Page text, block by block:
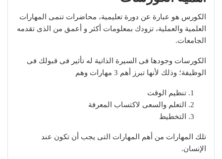
الكورس هو عبارة عن دورة تعليمية، محاضرات تنمى المهارات
العلمية والعملية، تزودك بمعلومات أكثر و أعمق من الذى تقدمه
الجامعات.
الكورسات وجودها فى السيرة الذاتية له تأثير فى قبولك فى
الوظيفة؛ وذلك لأنها تبرز أهم 3 مهارات وهم
تنظيم الوقت
التعلم والسعى لاكتساب المعرفة
التخطيط
تلك المهارات من أهم المهارات التى يجب أن تكون عند
الإنسان.